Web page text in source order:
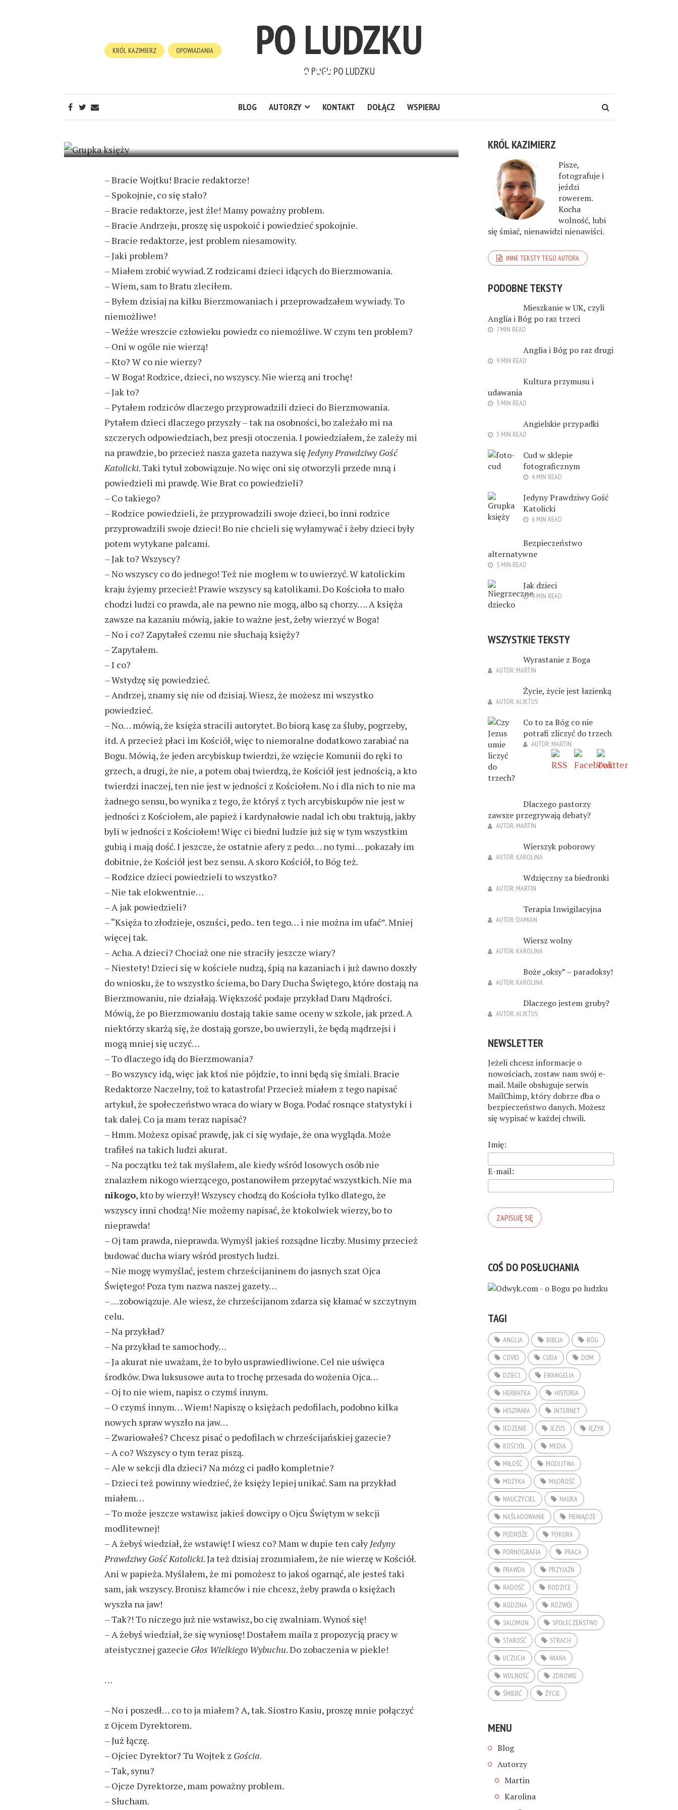
PO LUDZKU
O BOGU PO LUDZKU
BLOG AUTORZY KONTAKT DOŁĄCZ WSPIERAJ
KRÓL KAZIMIERZ OPOWIADANIA
JEDYNY PRAWDZIWY GOŚĆ
KATOLICKI
– Bracie Wojtku! Bracie redaktorze!
– Spokojnie, co się stało?
– Bracie redaktorze, jest źle! Mamy poważny problem.
– Bracie Andrzeju, proszę się uspokoić i powiedzieć spokojnie.
– Bracie redaktorze, jest problem niesamowity.
– Jaki problem?
– Miałem zrobić wywiad. Z rodzicami dzieci idących do Bierzmowania.
– Wiem, sam to Bratu zleciłem.
– Byłem dzisiaj na kilku Bierzmowaniach i przeprowadzałem wywiady. To
niemożliwe!
– Weźże wreszcie człowieku powiedz co niemożliwe. W czym ten problem?
– Oni w ogóle nie wierzą!
– Kto? W co nie wierzy?
– W Boga! Rodzice, dzieci, no wszyscy. Nie wierzą ani trochę!
– Jak to?
– Pytałem rodziców dlaczego przyprowadzili dzieci do Bierzmowania.
Pytałem dzieci dlaczego przyszły – tak na osobności, bo zależało mi na
szczerych odpowiedziach, bez presji otoczenia. I powiedziałem, że zależy mi
na prawdzie, bo przecież nasza gazeta nazywa się Jedyny Prawdziwy Gość
Katolicki. Taki tytuł zobowiązuje. No więc oni się otworzyli przede mną i
powiedzieli mi prawdę. Wie Brat co powiedzieli?
– Co takiego?
– Rodzice powiedzieli, że przyprowadzili swoje dzieci, bo inni rodzice
przyprowadzili swoje dzieci! Bo nie chcieli się wyłamywać i żeby dzieci były
potem wytykane palcami.
– Jak to? Wszyscy?
– No wszyscy co do jednego! Też nie mogłem w to uwierzyć. W katolickim
kraju żyjemy przecież! Prawie wszyscy są katolikami. Do Kościoła to mało
chodzi ludzi co prawda, ale na pewno nie mogą, albo są chorzy…. A księża
zawsze na kazaniu mówią, jakie to ważne jest, żeby wierzyć w Boga!
– No i co? Zapytałeś czemu nie słuchają księży?
– Zapytałem.
– I co?
– Wstydzę się powiedzieć.
– Andrzej, znamy się nie od dzisiaj. Wiesz, że możesz mi wszystko
powiedzieć.
– No… mówią, że księża stracili autorytet. Bo biorą kasę za śluby, pogrzeby,
itd. A przecież płaci im Kościół, więc to niemoralne dodatkowo zarabiać na
Bogu. Mówią, że jeden arcybiskup twierdzi, że wzięcie Komunii do ręki to
grzech, a drugi, że nie, a potem obaj twierdzą, że Kościół jest jednością, a kto
twierdzi inaczej, ten nie jest w jedności z Kościołem. No i dla nich to nie ma
żadnego sensu, bo wynika z tego, że któryś z tych arcybiskupów nie jest w
jedności z Kościołem, ale papież i kardynałowie nadal ich obu traktują, jakby
byli w jedności z Kościołem! Więc ci biedni ludzie już się w tym wszystkim
gubią i mają dość. I jeszcze, że ostatnie afery z pedo… no tymi… pokazały im
dobitnie, że Kościół jest bez sensu. A skoro Kościół, to Bóg też.
– Rodzice dzieci powiedzieli to wszystko?
– Nie tak elokwentnie…
– A jak powiedzieli?
– “Księża to złodzieje, oszuści, pedo.. ten tego… i nie można im ufać”. Mniej
więcej tak.
– Acha. A dzieci? Chociaż one nie straciły jeszcze wiary?
– Niestety! Dzieci się w kościele nudzą, śpią na kazaniach i już dawno doszły
do wniosku, że to wszystko ściema, bo Dary Ducha Świętego, które dostają na
Bierzmowaniu, nie działają. Większość podaje przykład Daru Mądrości.
Mówią, że po Bierzmowaniu dostają takie same oceny w szkole, jak przed. A
niektórzy skarżą się, że dostają gorsze, bo uwierzyli, że będą mądrzejsi i
mogą mniej się uczyć…
– To dlaczego idą do Bierzmowania?
– Bo wszyscy idą, więc jak ktoś nie pójdzie, to inni będą się śmiali. Bracie
Redaktorze Naczelny, toż to katastrofa! Przecież miałem z tego napisać
artykuł, że społeczeństwo wraca do wiary w Boga. Podać rosnące statystyki i
tak dalej. Co ja mam teraz napisać?
– Hmm. Możesz opisać prawdę, jak ci się wydaje, że ona wygląda. Może
trafiłeś na takich ludzi akurat.
– Na początku też tak myślałem, ale kiedy wśród losowych osób nie
znalazłem nikogo wierzącego, postanowiłem przepytać wszystkich. Nie ma
nikogo, kto by wierzył! Wszyscy chodzą do Kościoła tylko dlatego, że
wszyscy inni chodzą! Nie możemy napisać, że ktokolwiek wierzy, bo to
nieprawda!
– Oj tam prawda, nieprawda. Wymyśl jakieś rozsądne liczby. Musimy przecież
budować ducha wiary wśród prostych ludzi.
– Nie mogę wymyślać, jestem chrześcijaninem do jasnych szat Ojca
Świętego! Poza tym nazwa naszej gazety…
– …zobowiązuje. Ale wiesz, że chrześcijanom zdarza się kłamać w szczytnym
celu.
– Na przykład?
– Na przykład te samochody…
– Ja akurat nie uważam, że to było usprawiedliwione. Cel nie uświęca
środków. Dwa luksusowe auta to trochę przesada do wożenia Ojca…
– Oj to nie wiem, napisz o czymś innym.
– O czymś innym… Wiem! Napiszę o księżach pedofilach, podobno kilka
nowych spraw wyszło na jaw…
– Zwariowałeś? Chcesz pisać o pedofilach w chrześcijańskiej gazecie?
– A co? Wszyscy o tym teraz piszą.
– Ale w sekcji dla dzieci? Na mózg ci padło kompletnie?
– Dzieci też powinny wiedzieć, że księży lepiej unikać. Sam na przykład
miałem…
– To może jeszcze wstawisz jakieś dowcipy o Ojcu Świętym w sekcji
modlitewnej!
– A żebyś wiedział, że wstawię! I wiesz co? Mam w dupie ten całyJedyny
Prawdziwy Gość Katolicki. Ja też dzisiaj zrozumiałem, że nie wierzę w Kościół.
Ani w papieża. Myślałem, że mi pomożesz to jakoś ogarnąć, ale jesteś taki
sam, jak wszyscy. Bronisz kłamców i nie chcesz, żeby prawda o księżach
wyszła na jaw!
– Tak?! To niczego już nie wstawisz, bo cię zwalniam. Wynoś się!
– A żebyś wiedział, że się wyniosę! Dostałem maila z propozycją pracy w
ateistycznej gazecie Głos Wielkiego Wybuchu. Do zobaczenia w piekle!
…
– No i poszedł… co to ja miałem? A, tak. Siostro Kasiu, proszę mnie połączyć
z Ojcem Dyrektorem.
– Już łączę.
– Ojciec Dyrektor? Tu Wojtek z Gościa.
– Tak, synu?
– Ojcze Dyrektorze, mam poważny problem.
– Słucham.
KRÓL KAZIMIERZ
Pisze,
fotografuje i
jeździ
rowerem.
Kocha
wolność, lubi
się śmiać, nienawidzi nienawiści.
INNE TEKSTY TEGO AUTORA
PODOBNE TEKSTY
Mieszkanie w UK, czyli
Anglia i Bóg po raz trzeci
7 MIN READ
Anglia i Bóg po raz drugi
9 MIN READ
Kultura przymusu i
udawania
5 MIN READ
Angielskie przypadki
3 MIN READ
Cud w sklepie
fotograficznym
4 MIN READ
Jedyny Prawdziwy Gość
Katolicki
6 MIN READ
Bezpieczeństwo
alternatywne
5 MIN READ
Jak dzieci
4 MIN READ
WSZYSTKIE TEKSTY
Wyrastanie z Boga
AUTOR: MARTIN
Życie, życie jest łazienką
AUTOR:ALIKTUS
Co to za Bóg co nie
potrafi zliczyć do trzech
AUTOR: MARTIN
Dlaczego pastorzy
zawsze przegrywają debaty?
AUTOR: MARTIN
Wierszyk poborowy
AUTOR: KAROLINA
Wdzięczny za biedronki
AUTOR: MARTIN
Terapia Inwigilacyjna
AUTOR: DAMIAN
Wiersz wolny
AUTOR: KAROLINA
Boże „oksy” – paradoksy!
AUTOR: KAROLINA
Dlaczego jestem gruby?
AUTOR:ALIKTUS
NEWSLETTER
Jeżeli chcesz informacje o
nowościach, zostaw nam swój e-
mail. Maile obsługuje serwis
MailChimp, który dobrze dba o
bezpieczeństwo danych. Możesz
się wypisać w każdej chwili.
Imię:
E-mail:
COŚ DO POSŁUCHANIA
TAGI
ANGLIA BIBLIA
BÓG
COVID
CUDA
DOM
DZIECI
EWANGELIA
HERBATKA
HISTORIA
HISZPANIA
INTERNET
JEDZENIE
JEZUS
JĘZYK
KOŚCIÓŁ
MEDIA
MIŁOŚĆ
MODLITWA
MUZYKA
MĄDROŚĆ
NAUCZYCIEL
NAUKA
NAŚLADOWANIE
PIENIĄDZE
PODRÓŻE
POKORA
PORNOGRAFIA
PRACA
PRAWDA
PRZYJAŹŃ
RADOŚĆ
RODZICE
RODZINA
ROZWÓJ
SALOMON
SPOŁECZEŃSTWO
STAROŚĆ
STRACH
UCZUCIA
WIARA
WOLNOŚĆ
ZDROWIE
ŚMIERĆ
ŻYCIE
MENU
Blog
Autorzy
Martin
Karolina